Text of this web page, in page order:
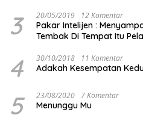
3 20/05/2019 12 Komentar
Pakar Intelijen :
Tembak Di Tempat Itu
4 30/10/2018 11 Komentar
Adakah Kesempatan
5 23/08/2020 7 Komentar
Menunggu Mu